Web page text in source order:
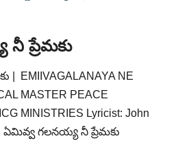
ప్రేమకు
EMIIVAGALANAYA NE
MASTER PEACE
MINISTRIES Lyricist: John
ఏమివ్వ గలనయ్య నీ ప్రేమకు